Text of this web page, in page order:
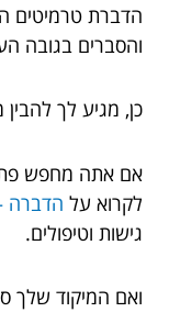
הדברת טרמיטים
והסברים בגובה
כן, מגיע לך
אם אתה מחפש
לקרוא על הדברה
גישות וטיפולים.
ואם המיקוד שלך